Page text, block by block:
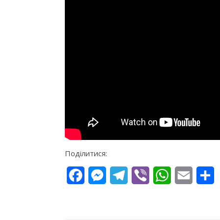
Поділитися:
FacebookMessengerTelegram
Viber WhatsApp
Email